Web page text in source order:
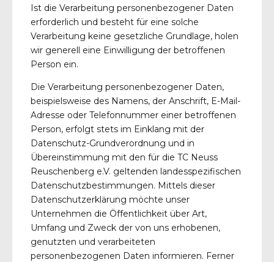
Ist die Verarbeitung personenbezogener Daten
erforderlich und besteht für eine solche
Verarbeitung keine gesetzliche Grundlage, holen
wir generell eine Einwilligung der betroffenen
Person ein.
Die Verarbeitung personenbezogener Daten,
beispielsweise des Namens, der Anschrift, E-Mail-
Adresse oder Telefonnummer einer betroffenen
Person, erfolgt stets im Einklang mit der
Datenschutz-Grundverordnung und in
Übereinstimmung mit den für die TC Neuss
Reuschenberg e.V. geltenden landesspezifischen
Datenschutzbestimmungen. Mittels dieser
Datenschutzerklärung möchte unser
Unternehmen die Öffentlichkeit über Art,
Umfang und Zweck der von uns erhobenen,
genutzten und verarbeiteten
personenbezogenen Daten informieren. Ferner